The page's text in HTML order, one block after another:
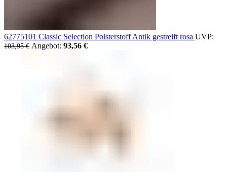
62775101 Classic Selection Polsterstoff Antik gestreift rosa UVP:
103,95€ Ursprünglicher Preis war: 103,95 €
Angebot: 93,56 €